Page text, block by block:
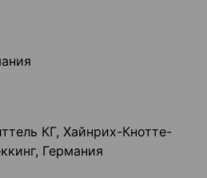
КГ, Хайнрих-Кнотте-
Германия